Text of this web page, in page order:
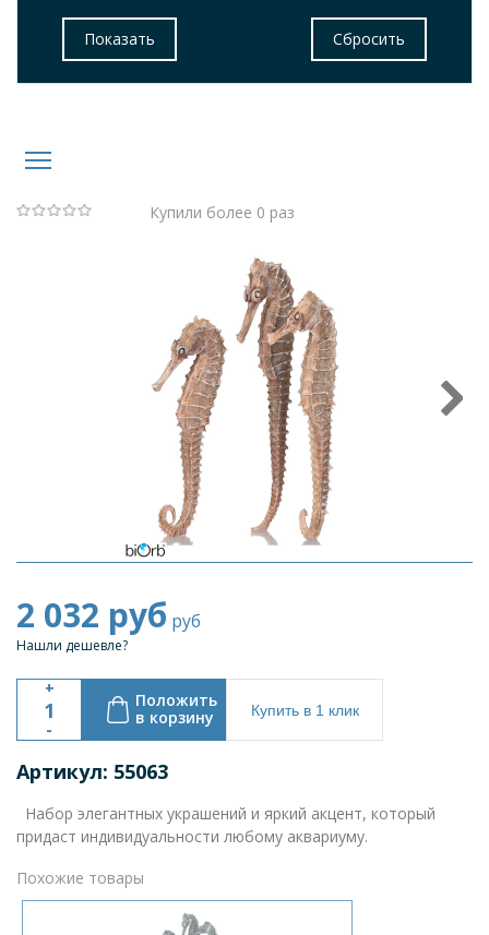
Купили более 0 раз
2 032 руб руб
Нашли дешевле?
+
-
Положить
в корзину
Купить в 1 клик
Артикул: 55063
Набор элегантных украшений и яркий акцент, который
придаст индивидуальности любому аквариуму.
Похожие товары